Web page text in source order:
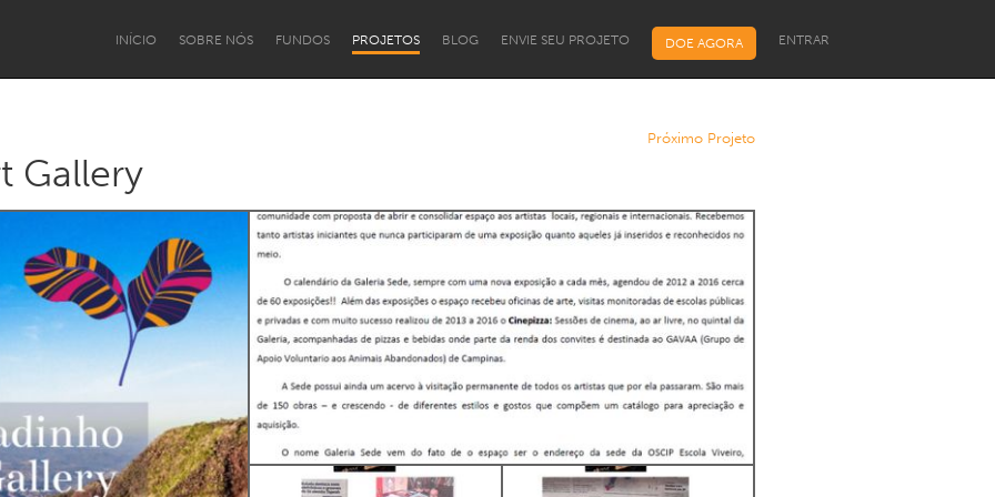
INÍCIO SOBRE NÓS FUNDOS PROJETOS BLOG ENVIE SEU PROJETO DOE AGORA ENTRAR
Institucional PCD e Terceira Idade Pessoas Migrantes
Líderes Comunitários
Próximo Projeto
Gallery